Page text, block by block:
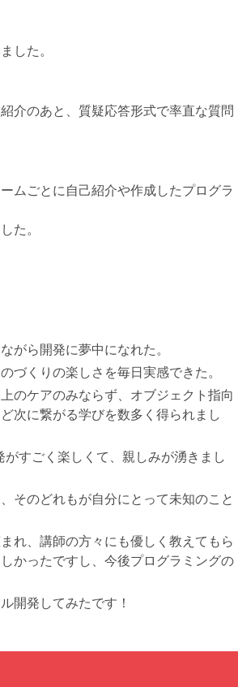
した。
介のあと、質疑応答形式で率直な質問
ムごとに自己紹介や作成したプログラ
た。
がら開発に夢中になれた。
づくりの楽しさを毎日実感できた。
のケアのみならず、オブジェクト指向
次に繋がる学びを数多く得られまし
すごく楽しくて、親しみが湧きまし
そのどれもが自分にとって未知のこと
れ、講師の方々にも優しく教えてもら
かったですし、今後プログラミングの
開発してみたです！